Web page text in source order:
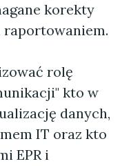
korekty
raportowaniem.
rolę
kto w
danych,
IT oraz kto
EPR i